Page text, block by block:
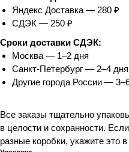
Яндекс Доставка — 280 ₽
СДЭК — 250 ₽
Сроки доставки СДЭК:
Москва — 1–2 дня
Санкт-Петербург — 2–4 дня
Другие города России —
Все заказы тщательно
в целости и сохранности.
разные коробки, укажите это